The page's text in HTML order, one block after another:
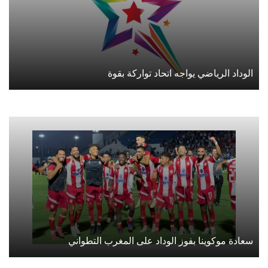
الوداد الرياضي يواجه اتحاد تواركة بقوة
سعادة موكوينا بفوز الوداد على المغرب التطواني